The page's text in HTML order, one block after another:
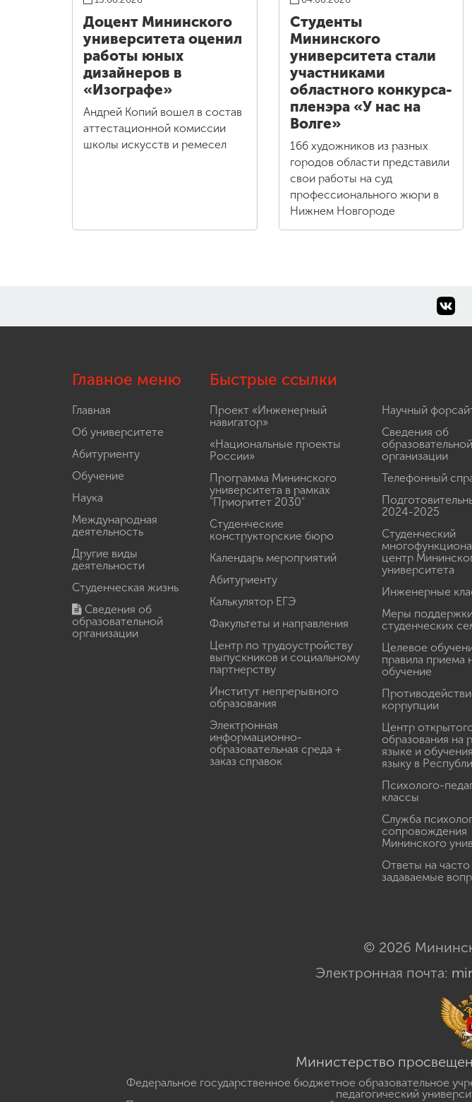
Доцент Мининского
университета оценил
работы юных
дизайнеров в
«Изографе»
Андрей Копий вошел в состав
аттестационной комиссии
школы искусств и ремесел
Студенты
Мининского
университета стали
участниками
областного конкурса-
пленэра «У нас на
Волге»
166 художников из разных
городов области представили
свои работы на суд
профессионального жюри в
Нижнем Новгороде
Главное меню
Главная
Об университете
Абитуриенту
Обучение
Наука
Международная
деятельность
Другие виды
деятельности
Студенческая жизнь
Сведения об
образовательной
организации
Быстрые ссылки
Проект «Инженерный
навигатор»
«Национальные проекты
России»
Программа Мининского
университета в рамках
"Приоритет 2030"
Студенческие
конструкторские бюро
Календарь мероприятий
Абитуриенту
Калькулятор ЕГЭ
Факультеты и направления
Центр по трудоустройству
выпускников и социальному
партнерству
Институт непрерывного
образования
Электронная
информационно-
образовательная среда +
заказ справок
Научный
Сведения об
образовательной
организации
Телефонный
2024-2025
Студенческий
центр
университета
Инженерные
Меры
студенческих
Целевое
правила приема
обучение
коррупции
Центр
образования на
языке и
языку в
Психолого-
классы
Служба
сопровождения
Мининского
Ответы на часто
задаваемые
© 2026
Электронная почта:
Министерство
Федеральное государственное бюджетное образовательное
педагогический